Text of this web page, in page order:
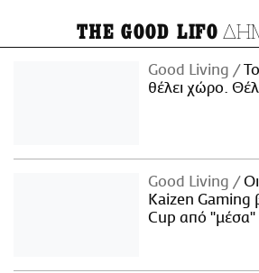
THE GOOD LIFO
Good Living
Το
θέλει χώρο.
Good Living
Οι
Kaizen Gaming
Cup από "μέσα"